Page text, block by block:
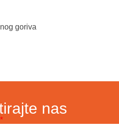
goriva
nas